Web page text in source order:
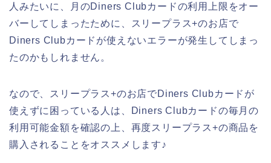
人みたいに、月のDiners Clubカードの利用上限をオー
バーしてしまったために、スリープラス+のお店で
Diners Clubカードが使えないエラーが発生してしまっ
たのかもしれません。
なので、スリープラス+のお店でDiners Clubカードが
使えずに困っている人は、Diners Clubカードの毎月の
利用可能金額を確認の上、再度スリープラス+の商品を
購入されることをオススメします♪